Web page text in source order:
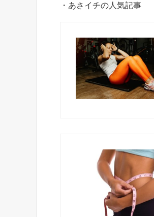
・あさイチの人気記事